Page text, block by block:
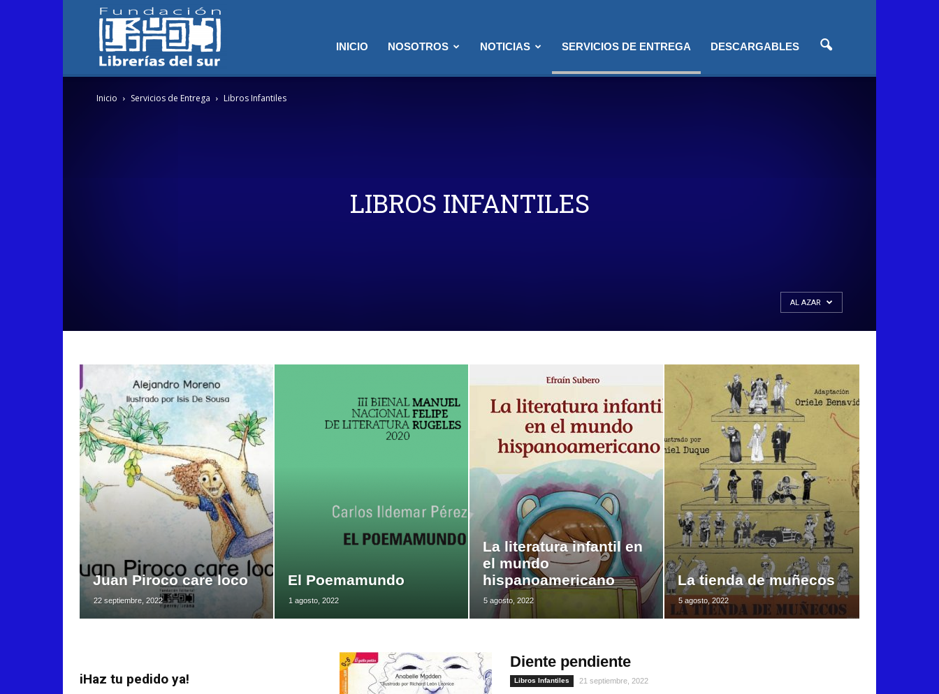
INICIO NOSOTROS NOTICIAS SERVICIOS DE ENTREGA DESCARGABLES
Inicio Servicios de Entrega Libros Infantiles
LIBROS INFANTILES
AL AZAR
Juan Piroco care loco
22 septiembre, 2022
El Poemamundo
1 agosto, 2022
La literatura infantil en
el mundo
hispanoamericano
5 agosto, 2022
La tienda de muñecos
5 agosto, 2022
Diente pendiente
Libros Infantiles 21 septiembre, 2022
iHaz tu pedido ya!